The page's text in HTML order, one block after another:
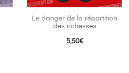
Le danger de la répartition
des richesses
5,50€